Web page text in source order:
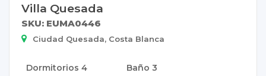
Villa Quesada
SKU: EUMA0446
Ciudad Quesada, Costa Blanca
Dormitorios 4 Baño3